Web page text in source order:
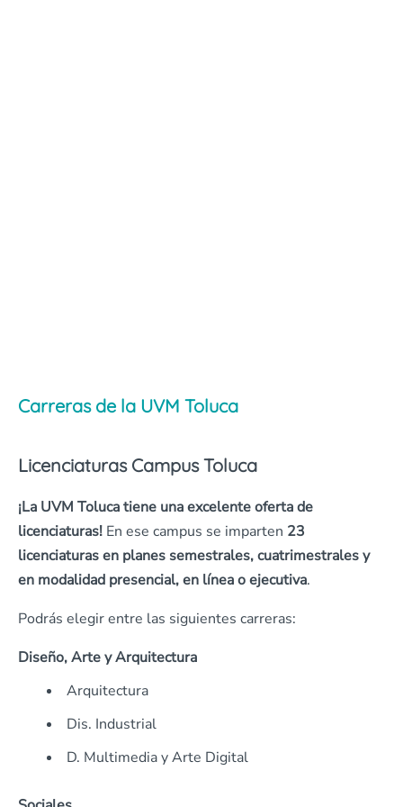
Carreras de la UVM Toluca
Licenciaturas Campus Toluca
¡La UVM Toluca tiene una excelente oferta de
licenciaturas! En ese campus se imparten 23
licenciaturas en planes semestrales, cuatrimestrales y
en modalidad presencial, en línea o ejecutiva.
Podrás elegir entre las siguientes carreras:
Diseño, Arte y Arquitectura
Arquitectura
Dis. Industrial
D. Multimedia y Arte Digital